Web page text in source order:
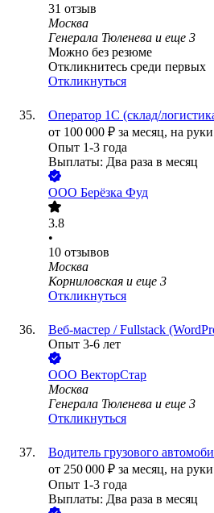
31 отзыв
Москва
Генерала Тюленева и еще 3
Можно без резюме
Откликнитесь среди первых
Откликнуться
Оператор 1С (склад/
от 100 000 ₽ за месяц, на руки
Опыт 1-3 года
Выплаты: Два раза в месяц
ООО Берёзка Фуд
3.8
•
10 отзывов
Москва
Корниловская и еще 3
Откликнуться
Веб-мастер / Fullstack
Опыт 3-6 лет
ООО ВекторСтар
Москва
Генерала Тюленева и еще 3
Откликнуться
Водитель грузового
от 250 000 ₽ за месяц, на руки
Опыт 1-3 года
Выплаты: Два раза в месяц